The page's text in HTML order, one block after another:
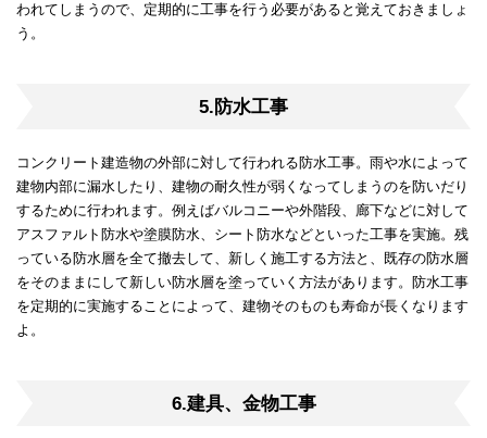
われてしまうので、定期的に工事を行う必要があると覚えておきましょ
う。
5.防水工事
コンクリート建造物の外部に対して行われる防水工事。雨や水によって
建物内部に漏水したり、建物の耐久性が弱くなってしまうのを防いだり
するために行われます。例えばバルコニーや外階段、廊下などに対して
アスファルト防水や塗膜防水、シート防水などといった工事を実施。残
っている防水層を全て撤去して、新しく施工する方法と、既存の防水層
をそのままにして新しい防水層を塗っていく方法があります。防水工事
を定期的に実施することによって、建物そのものも寿命が長くなります
よ。
6.建具、金物工事